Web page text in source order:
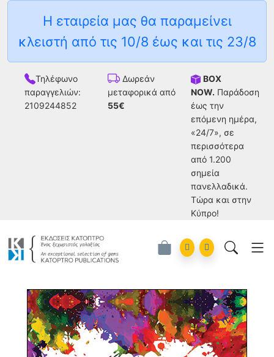
Η εταιρεία μας θα παραμείνει
κλειστή από τις 10/8 έως και τις 23/8
Τηλέφωνο
παραγγελιών:
2109244852
Δωρεάν
μεταφορικά από
55€
BOX
NOW. Παράδοση
έως την
επόμενη ημέρα,
«24/7», σε
περισσότερα
από 1.200
σημεία
πανελλαδικά.
Tώρα και στην
Κύπρο!
Account
Orders